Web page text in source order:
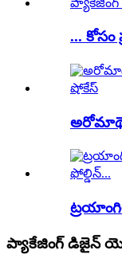
... కోసం
ప్యాకేజింగ్ డిజైన్